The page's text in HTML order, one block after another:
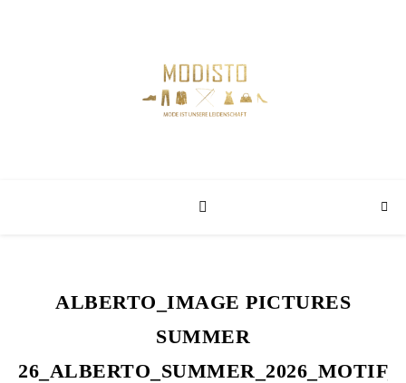
ALBERTO_IMAGE PICTURES
SUMMER